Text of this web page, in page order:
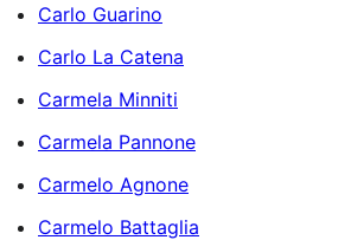
Carlo Guarino
Carlo La Catena
Carmela Minniti
Carmela Pannone
Carmelo Agnone
Carmelo Battaglia